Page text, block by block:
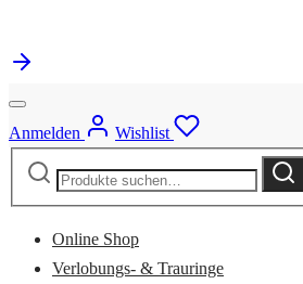
Anmelden
Wishlist
Suche
Suche
Online Shop
Verlobungs- & Trauringe